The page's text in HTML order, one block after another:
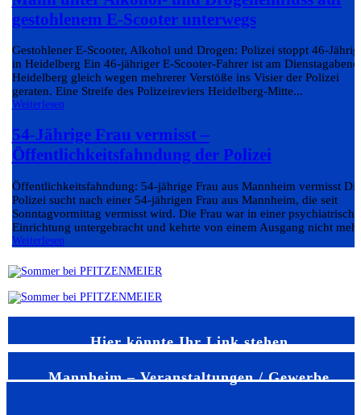
gestohlenem E-Scooter unterwegs
Gestohlener E-Scooter, Alkohol und Drogen: Polizei stoppt 46-
in Heidelberg Ein 46-jähriger E-Scooter-Fahrer ist am
Heidelberg gleich wegen mehrerer Verstöße ins Visier der Polizei
geraten. Eine Streife des Polizeireviers Heidelberg-Mitte...
Weiterlesen
54-Jährige Frau vermisst –
Öffentlichkeitsfahndung der Polizei
Öffentlichkeitsfahndung: 54-jährige Frau aus Mannheim vermisst Die
Polizei sucht nach einer 54-jährigen Frau aus Mannheim, die seit
Sonntagvormittag vermisst wird. Die Frau war in einer
Einrichtung untergebracht und kehrte von einem Ausgang nicht
Weiterlesen
Hier könnte Ihr Link stehen
Mannheim – Veranstaltungen / Gewerbe